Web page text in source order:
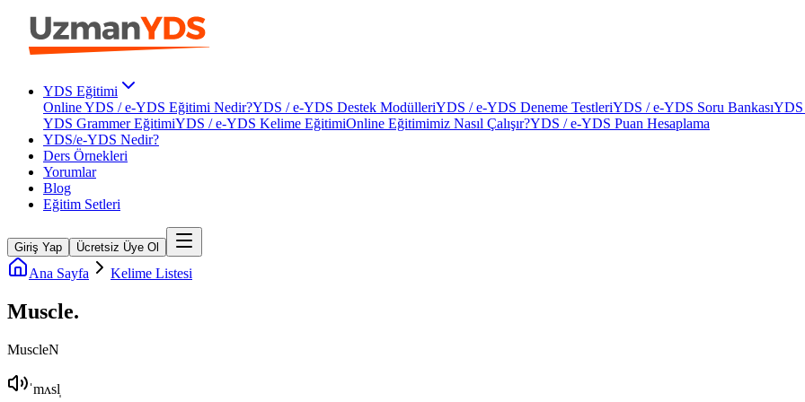
YDS Eğitimi
Online YDS / e-YDS Eğitimi Nedir?YDS / e-YDS Destek ModülleriYDS / e-YDS Deneme TestleriYDS / e-YDS Soru BankasıYDS
YDS Grammer EğitimiYDS / e-YDS Kelime EğitimiOnline Eğitimimiz Nasıl Çalışır?YDS / e-YDS Puan Hesaplama
YDS/e-YDS Nedir?
Ders Örnekleri
Yorumlar
Blog
Eğitim Setleri
Giriş Yap Ücretsiz Üye Ol
Ana Sayfa Kelime Listesi
Muscle.
MuscleN
ˈmʌsl̩